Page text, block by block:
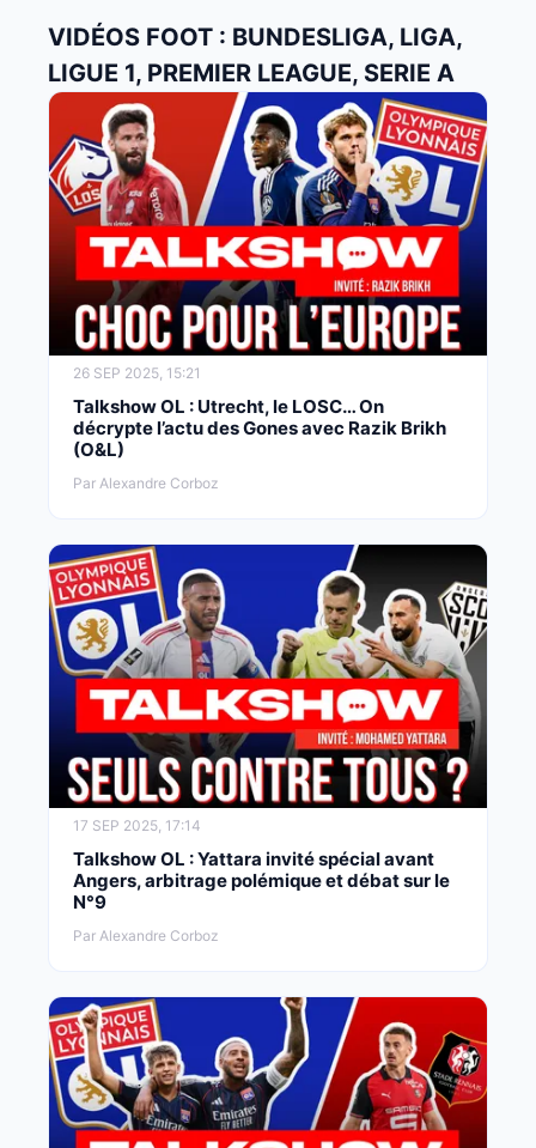
VIDÉOS FOOT : BUNDESLIGA, LIGA,
LIGUE 1, PREMIER LEAGUE, SERIE A
26 SEP 2025, 15:21
Talkshow OL : Utrecht, le LOSC… On
décrypte l’actu des Gones avec Razik Brikh
(O&L)
Par Alexandre Corboz
17 SEP 2025, 17:14
Talkshow OL : Yattara invité spécial avant
Angers, arbitrage polémique et débat sur le
N°9
Par Alexandre Corboz